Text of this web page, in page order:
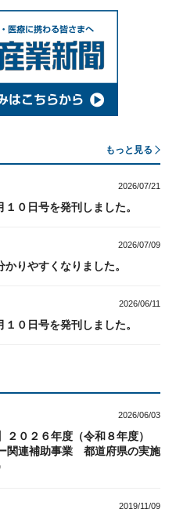
もっと見る
2026/07/21
０日号を発刊しました。
2026/07/09
りやすくなりました。
2026/06/11
０日号を発刊しました。
2026/06/03
２０２６年度（令和８年度）
関連補助事業 都道府県の実施
2019/11/09